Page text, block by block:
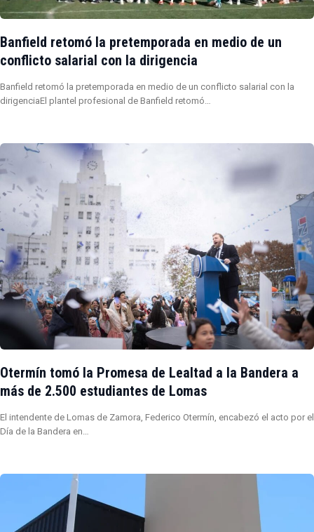
Banfield retomó la pretemporada en medio de un
conflicto salarial con la dirigencia
Banfield retomó la pretemporada en medio de un conflicto salarial con la
dirigenciaEl plantel profesional de Banfield retomó…
Otermín tomó la Promesa de Lealtad a la Bandera a
más de 2.500 estudiantes de Lomas
El intendente de Lomas de Zamora, Federico Otermín, encabezó el acto por el
Día de la Bandera en…